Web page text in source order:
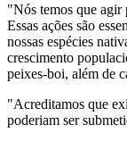
"Nós temos que agir
Essas ações são
nossas espécies
crescimento
peixes-boi, além de
"Acreditamos que
poderiam ser